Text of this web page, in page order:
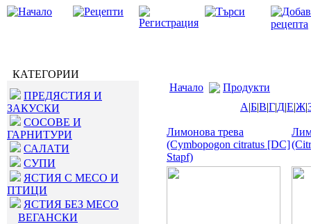
КАТЕГОРИИ
ПРЕДЯСТИЯ И
ЗАКУСКИ
СОСОВЕ И
ГАРНИТУРИ
САЛАТИ
СУПИ
ЯСТИЯ С МЕСО И
ПТИЦИ
ЯСТИЯ БЕЗ МЕСО
ВЕГАНСКИ
Начало
Продукти
А|Б|В|Г|Д|Е|Ж|
Лимонова трева
(Cymbopogon citratus [DC]
Stapf)